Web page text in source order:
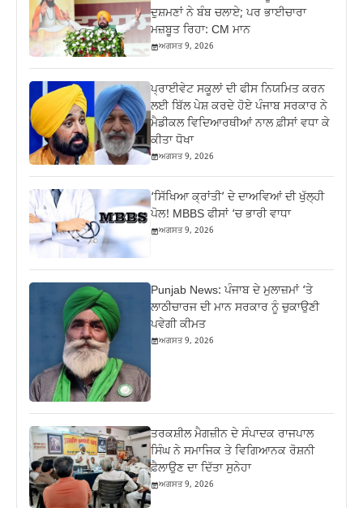
ਦੁਸ਼ਮਣਾਂ ਨੇ ਬੰਬ ਚਲਾਏ; ਪਰ ਭਾਈਚਾਰਾ
ਮਜ਼ਬੂਤ ਰਿਹਾ: CM ਮਾਨ
ਅਗਸਤ 9, 2026
ਪ੍ਰਾਈਵੇਟ ਸਕੂਲਾਂ ਦੀ ਫੀਸ ਨਿਯਮਿਤ ਕਰਨ
ਲਈ ਬਿੱਲ ਪੇਸ਼ ਕਰਦੇ ਹੋਏ ਪੰਜਾਬ ਸਰਕਾਰ ਨੇ
ਮੈਡੀਕਲ ਵਿਦਿਆਰਥੀਆਂ ਨਾਲ ਫ਼ੀਸਾਂ ਵਧਾ ਕੇ
ਕੀਤਾ ਧੋਖਾ
ਅਗਸਤ 9, 2026
‘ਸਿੱਖਿਆ ਕ੍ਰਾਂਤੀ’ ਦੇ ਦਾਅਵਿਆਂ ਦੀ ਖੁੱਲ੍ਹੀ
ਪੋਲ! MBBS ਫੀਸਾਂ ‘ਚ ਭਾਰੀ ਵਾਧਾ
ਅਗਸਤ 9, 2026
Punjab News: ਪੰਜਾਬ ਦੇ ਮੁਲਾਜ਼ਮਾਂ ‘ਤੇ
ਲਾਠੀਚਾਰਜ ਦੀ ਮਾਨ ਸਰਕਾਰ ਨੂੰ ਚੁਕਾਉਣੀ
ਪਵੇਗੀ ਕੀਮਤ
ਅਗਸਤ 9, 2026
ਤਰਕਸ਼ੀਲ ਮੈਗਜ਼ੀਨ ਦੇ ਸੰਪਾਦਕ ਰਾਜਪਾਲ
ਸਿੰਘ ਨੇ ਸਮਾਜਿਕ ਤੇ ਵਿਗਿਆਨਕ ਰੋਸ਼ਨੀ
ਫ਼ੈਲਾਉਣ ਦਾ ਦਿੱਤਾ ਸੁਨੇਹਾ
ਅਗਸਤ 9, 2026